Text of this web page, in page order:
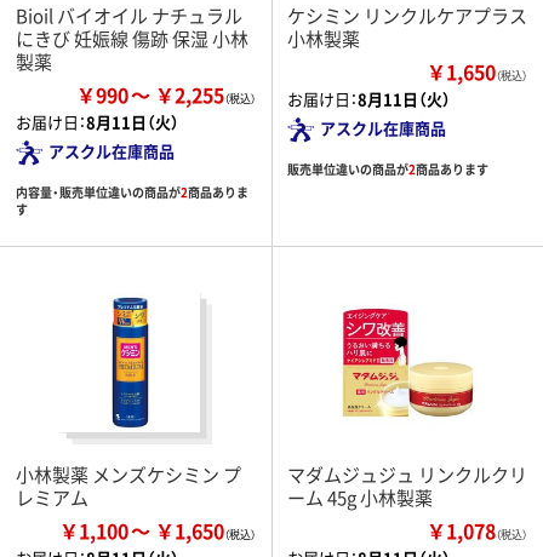
Bioil バイオイル ナチュラル
にきび 妊娠線 傷跡 保湿 小林
製薬
￥990 ￥2,255
お届け日：8月11日（火）
アスクル在庫商品
内容量・販売単位違いの商品が2商品ありま
す
ケシミン リンクルケアプラス
小林製薬
￥1,650（税込）
お届け日：8月11日（火）
アスクル在庫商品
販売単位違いの商品が2商品あります
小林製薬 メンズケシミン プ
レミアム
￥1,100 ￥1,650
マダムジュジュ リンクルクリ
ーム 45g 小林製薬
￥1,078（税込）